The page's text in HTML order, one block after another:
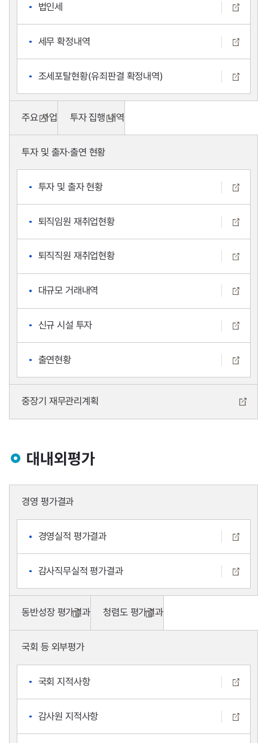
법인세
세무 확정내역
조세포탈현황(유죄판결 확정내역)
주요 사업 투자 집행 내역
투자 및 출자·출연 현황
투자 및 출자 현황
퇴직임원 재취업현황
퇴직직원 재취업현황
대규모 거래내역
신규 시설 투자
출연현황
중장기 재무관리계획
대내외평가
경영 평가결과
경영실적 평가결과
감사직무실적 평가결과
동반성장 평가결과 청렴도 평가결과
국회 등 외부평가
국회 지적사항
감사원 지적사항